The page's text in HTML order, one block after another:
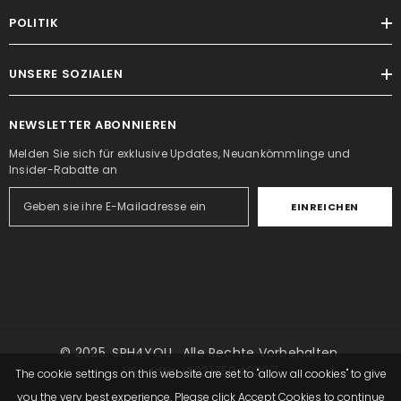
POLITIK
UNSERE SOZIALEN
NEWSLETTER ABONNIEREN
Melden Sie sich für exklusive Updates, Neuankömmlinge und
Insider-Rabatte an
EINREICHEN
© 2025,SPH4YOU . Alle Rechte Vorbehalten.
USt-IdNr. IT03175940307
The cookie settings on this website are set to "allow all cookies" to give
you the very best experience. Please click Accept Cookies to continue